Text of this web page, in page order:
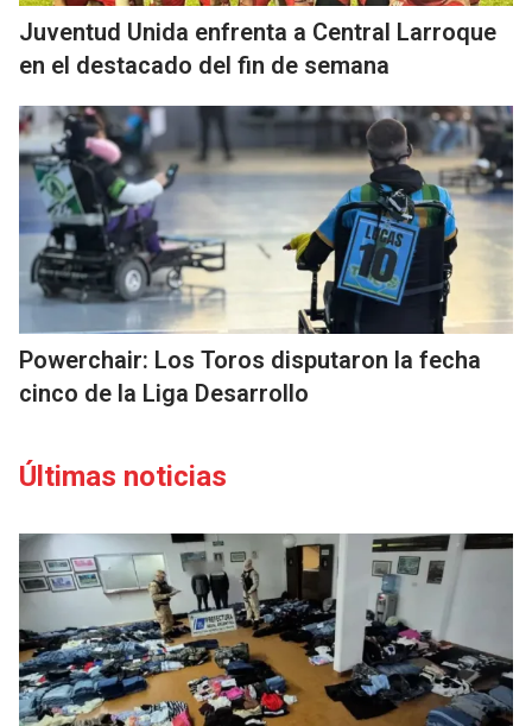
Juventud Unida enfrenta a Central Larroque
en el destacado del fin de semana
Powerchair: Los Toros disputaron la fecha
cinco de la Liga Desarrollo
Últimas noticias